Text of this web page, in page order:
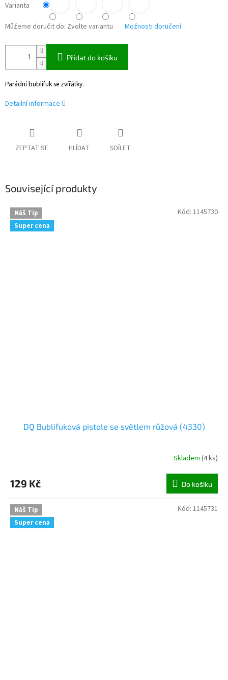
Varianta
Můžeme doručit do: Zvolte variantu Možnosti doručení
Přidat do košíku
Parádní bublifuk se zvířátky.
Detailní informace
ZEPTAT SE HLÍDAT SDÍLET
Související produkty
Náš Tip
Super cena
DQ Bublifuková pistole se světlem růžová (4330)
Skladem (4 ks)
129 Kč Do košíku
Kód: 1145730
Náš Tip
Super cena
Kód: 1145731